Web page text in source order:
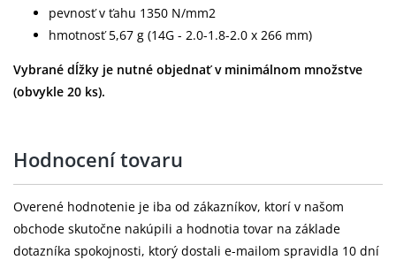
pevnosť v ťahu 1350 N/mm2
hmotnosť 5,67 g (14G - 2.0-1.8-2.0 x 266 mm)
Vybrané dĺžky je nutné objednať v minimálnom množstve
(obvykle 20 ks).
Hodnocení tovaru
Overené hodnotenie je iba od zákazníkov, ktorí v našom
obchode skutočne nakúpili a hodnotia tovar na základe
dotazníka spokojnosti, ktorý dostali e-mailom spravidla 10 dní